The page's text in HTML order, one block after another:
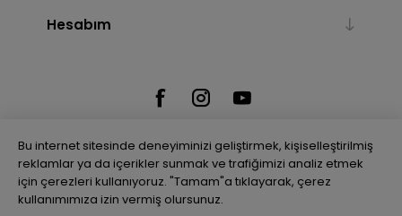
Hesabım
Powered bynopCommerce
Bu internet sitesinde deneyiminizi geliştirmek, kişiselleştirilmiş
reklamlar ya da içerikler sunmak ve trafiğimizi analiz etmek
için çerezleri kullanıyoruz. "Tamam"a tıklayarak, çerez
kullanımımıza izin vermiş olursunuz.